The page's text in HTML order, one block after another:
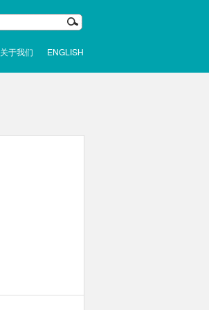
关于我们 ENGLISH